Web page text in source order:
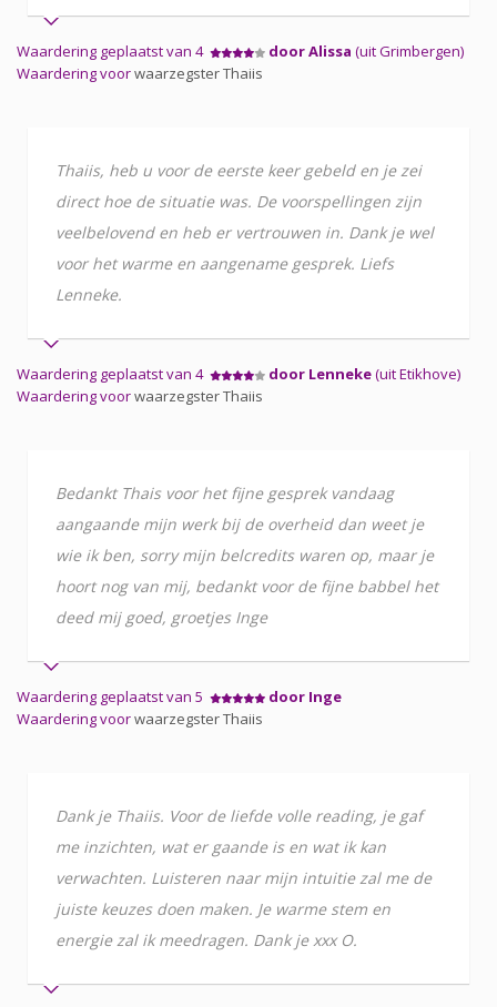
Waardering geplaatst van 4 door Alissa (uit Grimbergen)
Waardering voorwaarzegster Thaiis
Thaiis, heb u voor de eerste keer gebeld en je zei
direct hoe de situatie was. De voorspellingen zijn
veelbelovend en heb er vertrouwen in. Dank je wel
voor het warme en aangename gesprek. Liefs
Lenneke.
Waardering geplaatst van 4 door Lenneke(uit Etikhove)
Waardering voorwaarzegster Thaiis
Bedankt Thais voor het fijne gesprek vandaag
aangaande mijn werk bij de overheid dan weet je
wie ik ben, sorry mijn belcredits waren op, maar je
hoort nog van mij, bedankt voor de fijne babbel het
deed mij goed, groetjes Inge
Waardering geplaatst van 5
door Inge
Waardering voorwaarzegster Thaiis
Dank je Thaiis. Voor de liefde volle reading, je gaf
me inzichten, wat er gaande is en wat ik kan
verwachten. Luisteren naar mijn intuitie zal me de
juiste keuzes doen maken. Je warme stem en
energie zal ik meedragen. Dank je xxx O.